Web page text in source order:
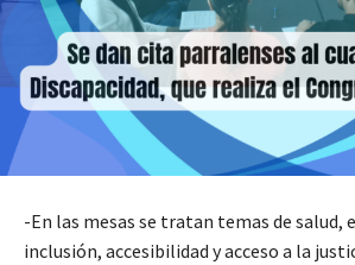
-En las mesas se tratan temas de salud,
inclusión, accesibilidad y acceso a la